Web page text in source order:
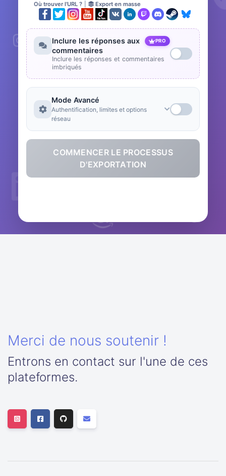
Où trouver l'URL ? Export en masse
Inclure les réponses aux
commentaires
PRO
Inclure les réponses et commentaires
imbriqués
Mode Avancé
Authentification, limites et options
réseau
COMMENCER LE PROCESSUS
D'EXPORTATION
Merci de nous soutenir !
Entrons en contact sur l'une de ces
plateformes.